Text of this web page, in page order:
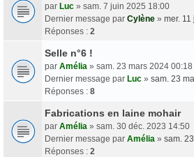
par Luc » sam. 7 juin 2025 18:00
Dernier message par Cylène » mer.
Réponses : 2
Selle n°6 !
par Amélia » sam. 23 mars 2024 00:18
Dernier message par Luc » sam. 23
Réponses : 8
Fabrications en laine mohair
par Amélia » sam. 30 déc. 2023 14:50
Dernier message par Amélia » sam.
Réponses : 2